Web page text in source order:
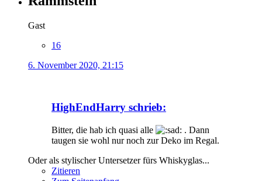
Gast
16
6. November 2020, 21:15
HighEndHarry schrieb:
Bitter, die hab ich quasi alle
. Dann
taugen sie wohl nur noch zur Deko im Regal.
Oder als stylischer Untersetzer fürs Whiskyglas...
Zitieren